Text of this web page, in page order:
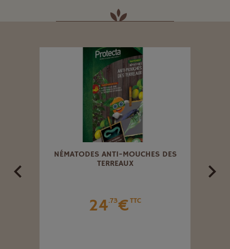
NÉMATODES ANTI-MOUCHES DES
TERREAUX
24.73€TTC